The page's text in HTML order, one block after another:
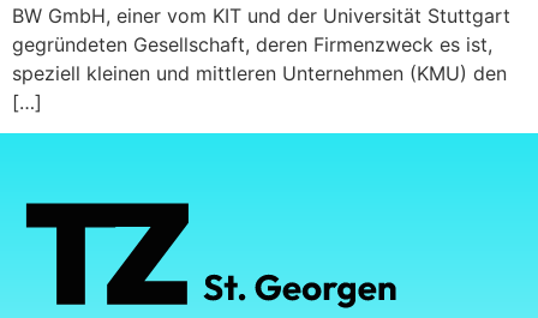
BW GmbH, einer vom KIT und der Universität Stuttgart
gegründeten Gesellschaft, deren Firmenzweck es ist,
speziell kleinen und mittleren Unternehmen (KMU) den
[…]